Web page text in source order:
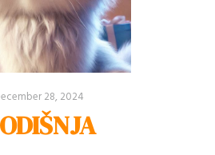
28, 2024